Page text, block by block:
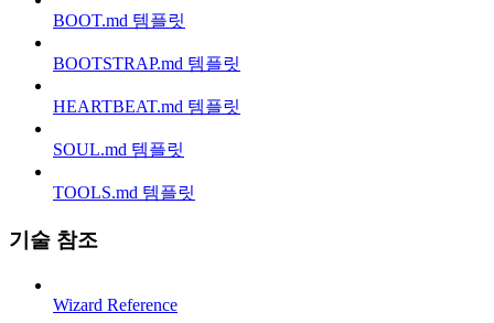
BOOT.md 템플릿
BOOTSTRAP.md 템플릿
HEARTBEAT.md 템플릿
SOUL.md 템플릿
TOOLS.md 템플릿
기술 참조
Wizard Reference